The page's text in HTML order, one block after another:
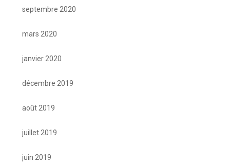
septembre 2020
mars 2020
janvier 2020
décembre 2019
août 2019
juillet 2019
juin 2019